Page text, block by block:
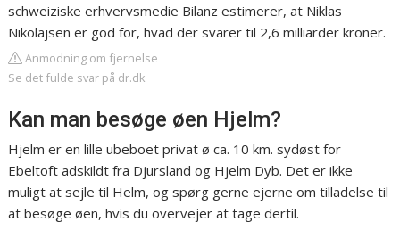
schweiziske erhvervsmedie Bilanz estimerer, at Niklas
Nikolajsen er god for, hvad der svarer til 2,6 milliarder kroner.
Anmodning om fjernelse
Se det fulde svar på dr.dk
Kan man besøge øen Hjelm?
Hjelm er en lille ubeboet privat ø ca. 10 km. sydøst for
Ebeltoft adskildt fra Djursland og Hjelm Dyb. Det er ikke
muligt at sejle til Helm, og spørg gerne ejerne om tilladelse til
at besøge øen, hvis du overvejer at tage dertil.